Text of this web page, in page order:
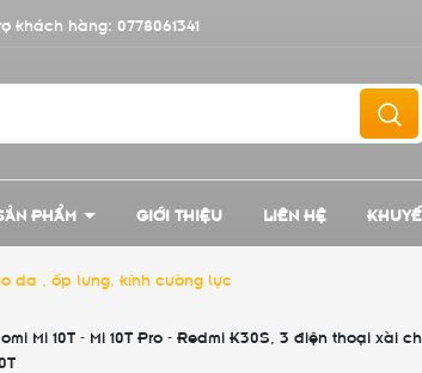
khách hàng: 0778061341
PHẨM GIỚI THIỆU LIÊN HỆ
da , ốp lưng, kính cường lực
Mi 10T - Mi 10T Pro - Redmi K30S, 3 điện thoại xài